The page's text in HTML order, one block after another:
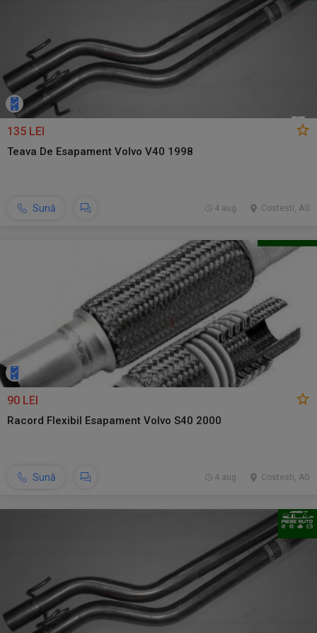
135 LEI
Teava De Esapament Volvo V40 1998
Sună Costesti, AG
4 aug.
90 LEI
Racord Flexibil Esapament Volvo S40 2000
Sună Costesti, AG
4 aug.